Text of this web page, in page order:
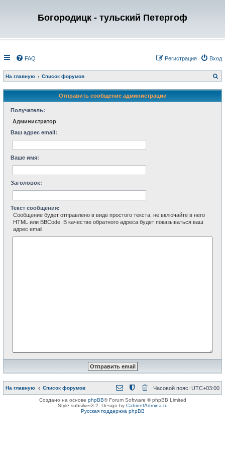
Богородицк - тульский Петергоф
FAQ Вход
Регистрация
На главную Список форумов
о
с
Отправить сообщение администрации
Получатель:
Администратор
Ваш адрес email:
Ваше имя:
Заголовок:
Текст сообщения:
Сообщение будет отправлено в виде простого текста, не включайте в него
HTML или BBCode. В качестве обратного адреса будет показываться ваш
адрес email.
На главную Список форумов Часовой пояс: UTC+03:00
Создано на основе phpBB® Forum Software © phpBB Limited
Style subsilver3.2. Design by CabinetAdmina.ru
Русская поддержка phpBB